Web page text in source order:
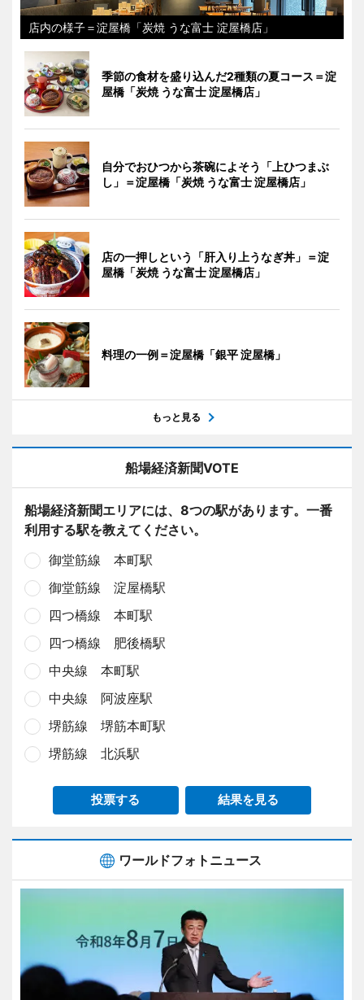
店内の様子＝淀屋橋「炭焼 うな富士 淀屋橋店」
季節の食材を盛り込んだ2種類の夏コース＝淀
屋橋「炭焼 うな富士 淀屋橋店」
自分でおひつから茶碗によそう「上ひつまぶ
し」＝淀屋橋「炭焼 うな富士 淀屋橋店」
店の一押しという「肝入り上うなぎ丼」＝淀
屋橋「炭焼 うな富士 淀屋橋店」
料理の一例＝淀屋橋「銀平 淀屋橋」
もっと見る
船場経済新聞VOTE
船場経済新聞エリアには、8つの駅があります。一番
利用する駅を教えてください。
御堂筋線 本町駅
御堂筋線 淀屋橋駅
四つ橋線 本町駅
四つ橋線 肥後橋駅
中央線 本町駅
中央線 阿波座駅
堺筋線 堺筋本町駅
堺筋線 北浜駅
投票する 結果を見る
ワールドフォトニュース